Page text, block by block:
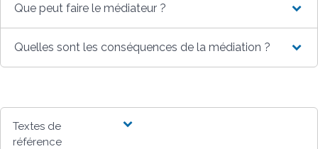
Que peut faire le médiateur ?
Quelles sont les conséquences de la médiation ?
Textes de
référence